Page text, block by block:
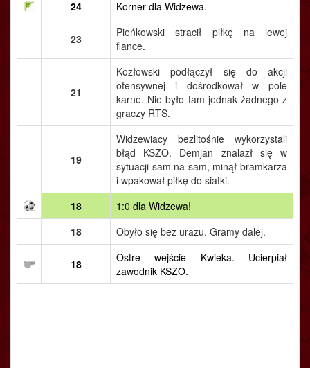
24
Korner dla Widzewa.
23
Pieńkowski stracił piłkę na lewej
flance.
21
Kozłowski podłączył się do akcji
ofensywnej i dośrodkował w pole
karne. Nie było tam jednak żadnego z
graczy RTS.
19
Widzewiacy bezlitośnie wykorzystali
błąd KSZO. Demjan znalazł się w
sytuacji sam na sam, minął bramkarza
i wpakował piłkę do siatki.
18
1:0 dla Widzewa!
18
Obyło się bez urazu. Gramy dalej.
18
Ostre wejście Kwieka. Ucierpiał
zawodnik KSZO.